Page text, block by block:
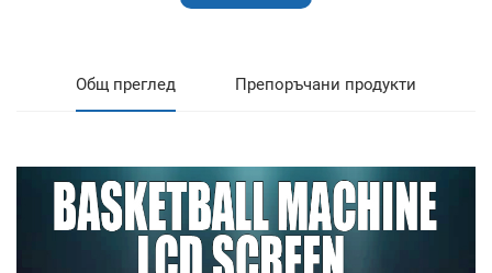
Общ преглед Препоръчани продукти